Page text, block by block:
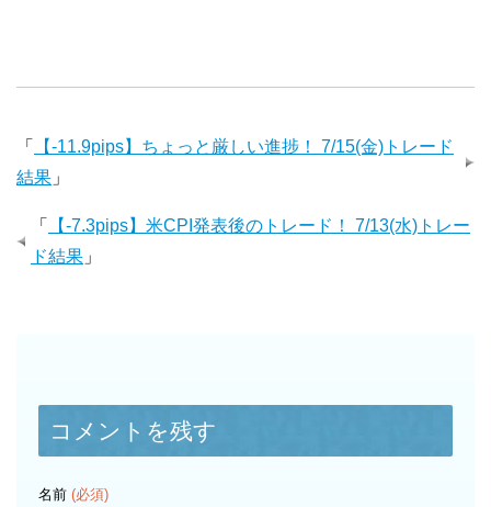
「
【-11.9pips】ちょっと厳しい進捗！ 7/15(金)トレード
結果 」
「
【-7.3pips】米CPI発表後のトレード！ 7/13(水)トレー
ド結果 」
コメントを残す
名前 (必須)